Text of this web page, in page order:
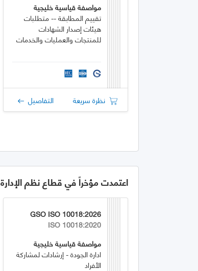
مواصفة قياسية خليجية
تقييم المطابقة -- متطلبات
هيئات إصدار الشهادات
للمنتجات والعمليات والخدمات
نظرة سريعة التفاصيل
اعتمدت مؤخراً في قطاع نظم الإدارة
GSO ISO 10018:2026
ISO 10018:2020
مواصفة قياسية خليجية
ادارة الجودة - إرشادات لمشاركة
الأفراد